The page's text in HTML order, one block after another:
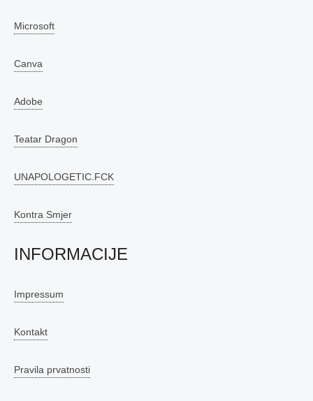
Microsoft
Canva
Adobe
Teatar Dragon
UNAPOLOGETIC.FCK
Kontra Smjer
INFORMACIJE
Impressum
Kontakt
Pravila prvatnosti